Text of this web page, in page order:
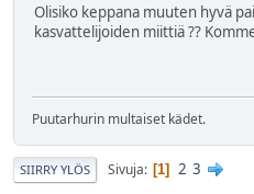
Olisiko keppana muuten hyvä
kasvattelijoiden miittiä ??
Puutarhurin multaiset kädet.
SIIRRY YLÖS Sivuja 1 2 3